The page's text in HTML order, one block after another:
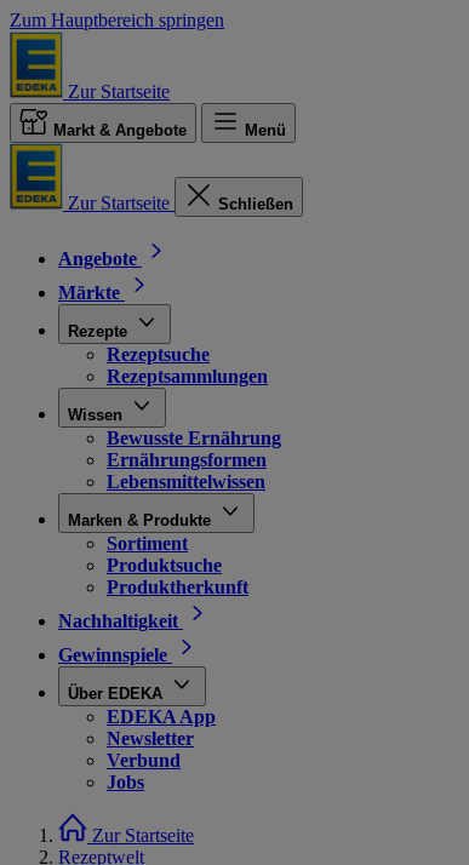
Zum Hauptbereich springen
Zur Startseite
Markt & Angebote Menü
Zur Startseite Schließen
Angebote
Märkte
Rezepte
Rezeptsuche
Rezeptsammlungen
Wissen
Bewusste Ernährung
Ernährungsformen
Lebensmittelwissen
Marken & Produkte
Sortiment
Produktsuche
Produktherkunft
Nachhaltigkeit
Gewinnspiele
Über EDEKA
EDEKA App
Newsletter
Verbund
Jobs
Zur Startseite
Rezeptwelt